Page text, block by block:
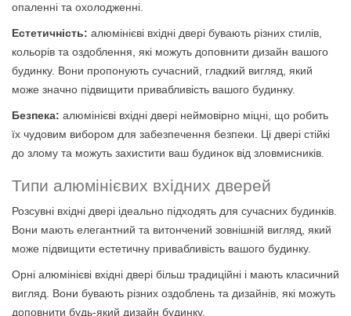
опаленні та охолодженні.
Естетичність: алюмінієві вхідні двері бувають різних стилів,
кольорів та оздоблення, які можуть доповнити дизайн вашого
будинку. Вони пропонують сучасний, гладкий вигляд, який
може значно підвищити привабливість вашого будинку.
Безпека: алюмінієві вхідні двері неймовірно міцні, що робить
їх чудовим вибором для забезпечення безпеки. Ці двері стійкі
до злому та можуть захистити ваш будинок від зловмисників.
Типи алюмінієвих вхідних дверей
Розсувні вхідні двері ідеально підходять для сучасних будинків.
Вони мають елегантний та витончений зовнішній вигляд, який
може підвищити естетичну привабливість вашого будинку.
Орні алюмінієві вхідні двері більш традиційні і мають класичний
вигляд. Вони бувають різних оздоблень та дизайнів, які можуть
доповнити будь-який дизайн будинку.